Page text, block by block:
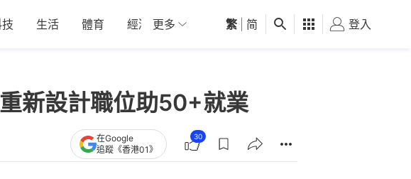
生活 體育 經濟 01深圳 觀點 健康 好食玩飛
更多 繁 简 登入
新設計職位助50+就業
在Google
追蹤《香港01》
30